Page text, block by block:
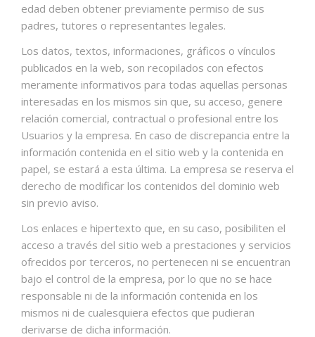
edad deben obtener previamente permiso de sus
padres, tutores o representantes legales.
Los datos, textos, informaciones, gráficos o vínculos
publicados en la web, son recopilados con efectos
meramente informativos para todas aquellas personas
interesadas en los mismos sin que, su acceso, genere
relación comercial, contractual o profesional entre los
Usuarios y la empresa. En caso de discrepancia entre la
información contenida en el sitio web y la contenida en
papel, se estará a esta última. La empresa se reserva el
derecho de modificar los contenidos del dominio web
sin previo aviso.
Los enlaces e hipertexto que, en su caso, posibiliten el
acceso a través del sitio web a prestaciones y servicios
ofrecidos por terceros, no pertenecen ni se encuentran
bajo el control de la empresa, por lo que no se hace
responsable ni de la información contenida en los
mismos ni de cualesquiera efectos que pudieran
derivarse de dicha información.